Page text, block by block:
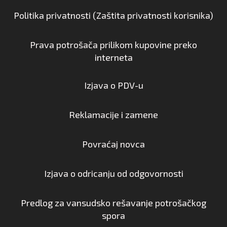
Politika privatnosti (Zaštita privatnosti korisnika)
Prava potrošača prilikom kupovine preko
interneta
Izjava o PDV-u
Reklamacije i zamene
Povraćaj novca
Izjava o odricanju od odgovornosti
Predlog za vansudsko rešavanje potrošačkog
spora